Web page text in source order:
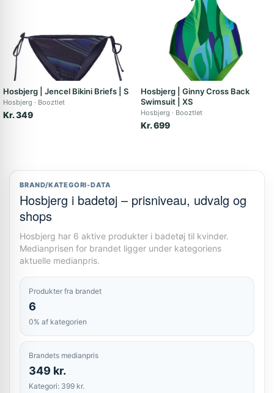
Hosbjerg | Jencel Bikini Briefs | S
Hosbjerg Booztlet
Kr. 349
Hosbjerg | Ginny Cross Back
Swimsuit | XS
Hosbjerg Booztlet
Kr. 699
BRAND/KATEGORI-DATA
Hosbjerg i badetøj – prisniveau, udvalg og
shops
Hosbjerg har 6 aktive produkter i badetøj til kvinder.
Medianprisen for brandet ligger under kategoriens
aktuelle medianpris.
Produkter fra brandet
6
0% af kategorien
Brandets medianpris
349 kr.
Kategori: 399 kr.